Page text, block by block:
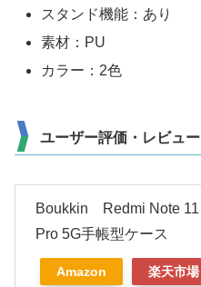
スタンド機能：あり
素材：PU
カラー：2色
ユーザー評価・レビュー
Boukkin Redmi Note 11
Pro 5G手帳型ケース
Amazon 楽天市場